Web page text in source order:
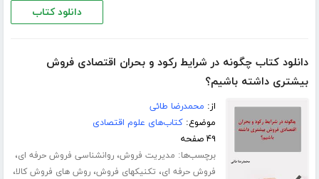
دانلود کتاب
دانلود کتاب چگونه در شرایط رکود و بحران اقتصادی فروش
بیشتری داشته باشیم؟
از: محمدرضا طائی
موضوع:کتاب‌های علوم اقتصادی
۴۹ صفحه
برچسب‌ها: مدیریت فروش،روانشناسی فروش حرفه ای،
فروش حرفه ای، تکنیکهای فروش،روش های فروش کالا،